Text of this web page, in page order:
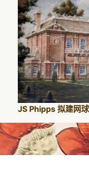
JS Phipps 拟建网